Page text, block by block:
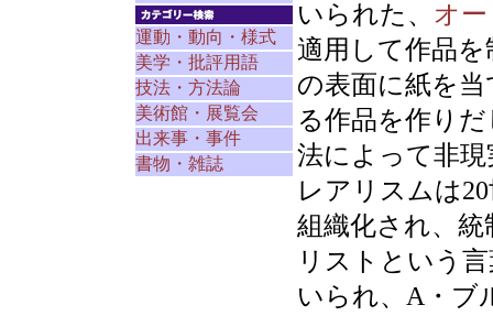
運動・動向・様式
美学・批評用語
技法・方法論
美術館・展覧会
出来事・事件
書物・雑誌
いられた、 オ
適用して作品
の表面に紙を
る作品を作り
法によって非
レアリスムは
組織化され、
リストという
いられ、A・ブ